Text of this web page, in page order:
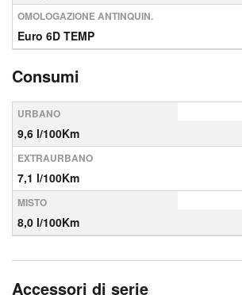
OMOLOGAZIONE ANTINQUIN.
Euro 6D TEMP
Consumi
URBANO
9,6 l/100Km
EXTRAURBANO
7,1 l/100Km
MISTO
8,0 l/100Km
Accessori di serie